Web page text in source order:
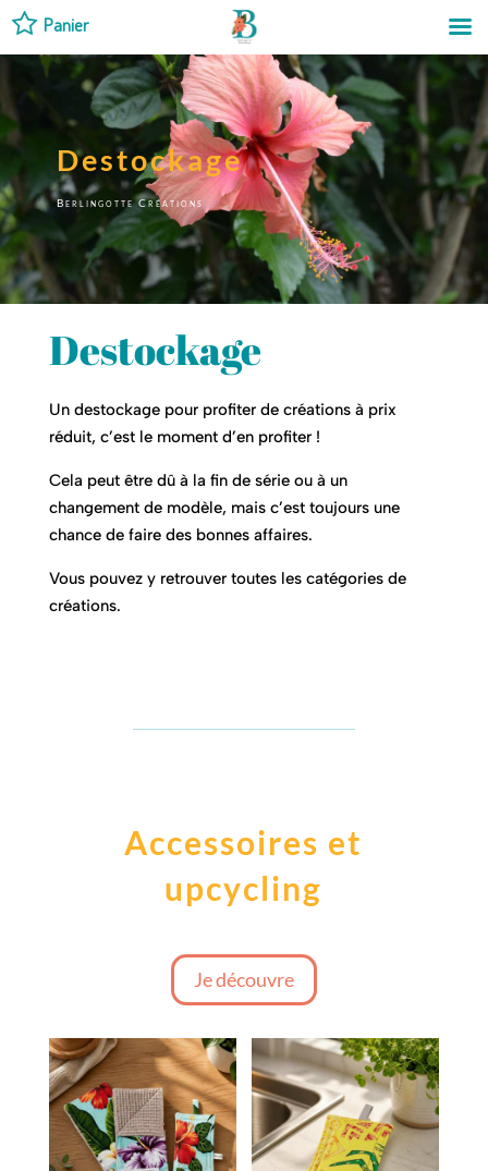
Destockage
Berlingotte Créations
Destockage
Un destockage pour profiter de créations à prix
réduit, c’est le moment d’en profiter !
Cela peut être dû à la fin de série ou à un
changement de modèle, mais c’est toujours une
chance de faire des bonnes affaires.
Vous pouvez y retrouver toutes les catégories de
créations.
Accessoires et
upcycling
Je découvre
Panier